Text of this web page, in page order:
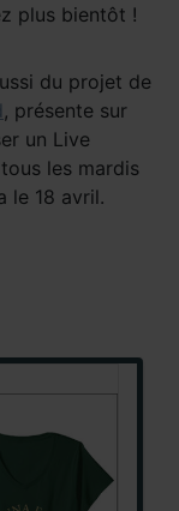
plus bientôt !
du projet de
, présente sur
un Live
les mardis
le 18 avril.